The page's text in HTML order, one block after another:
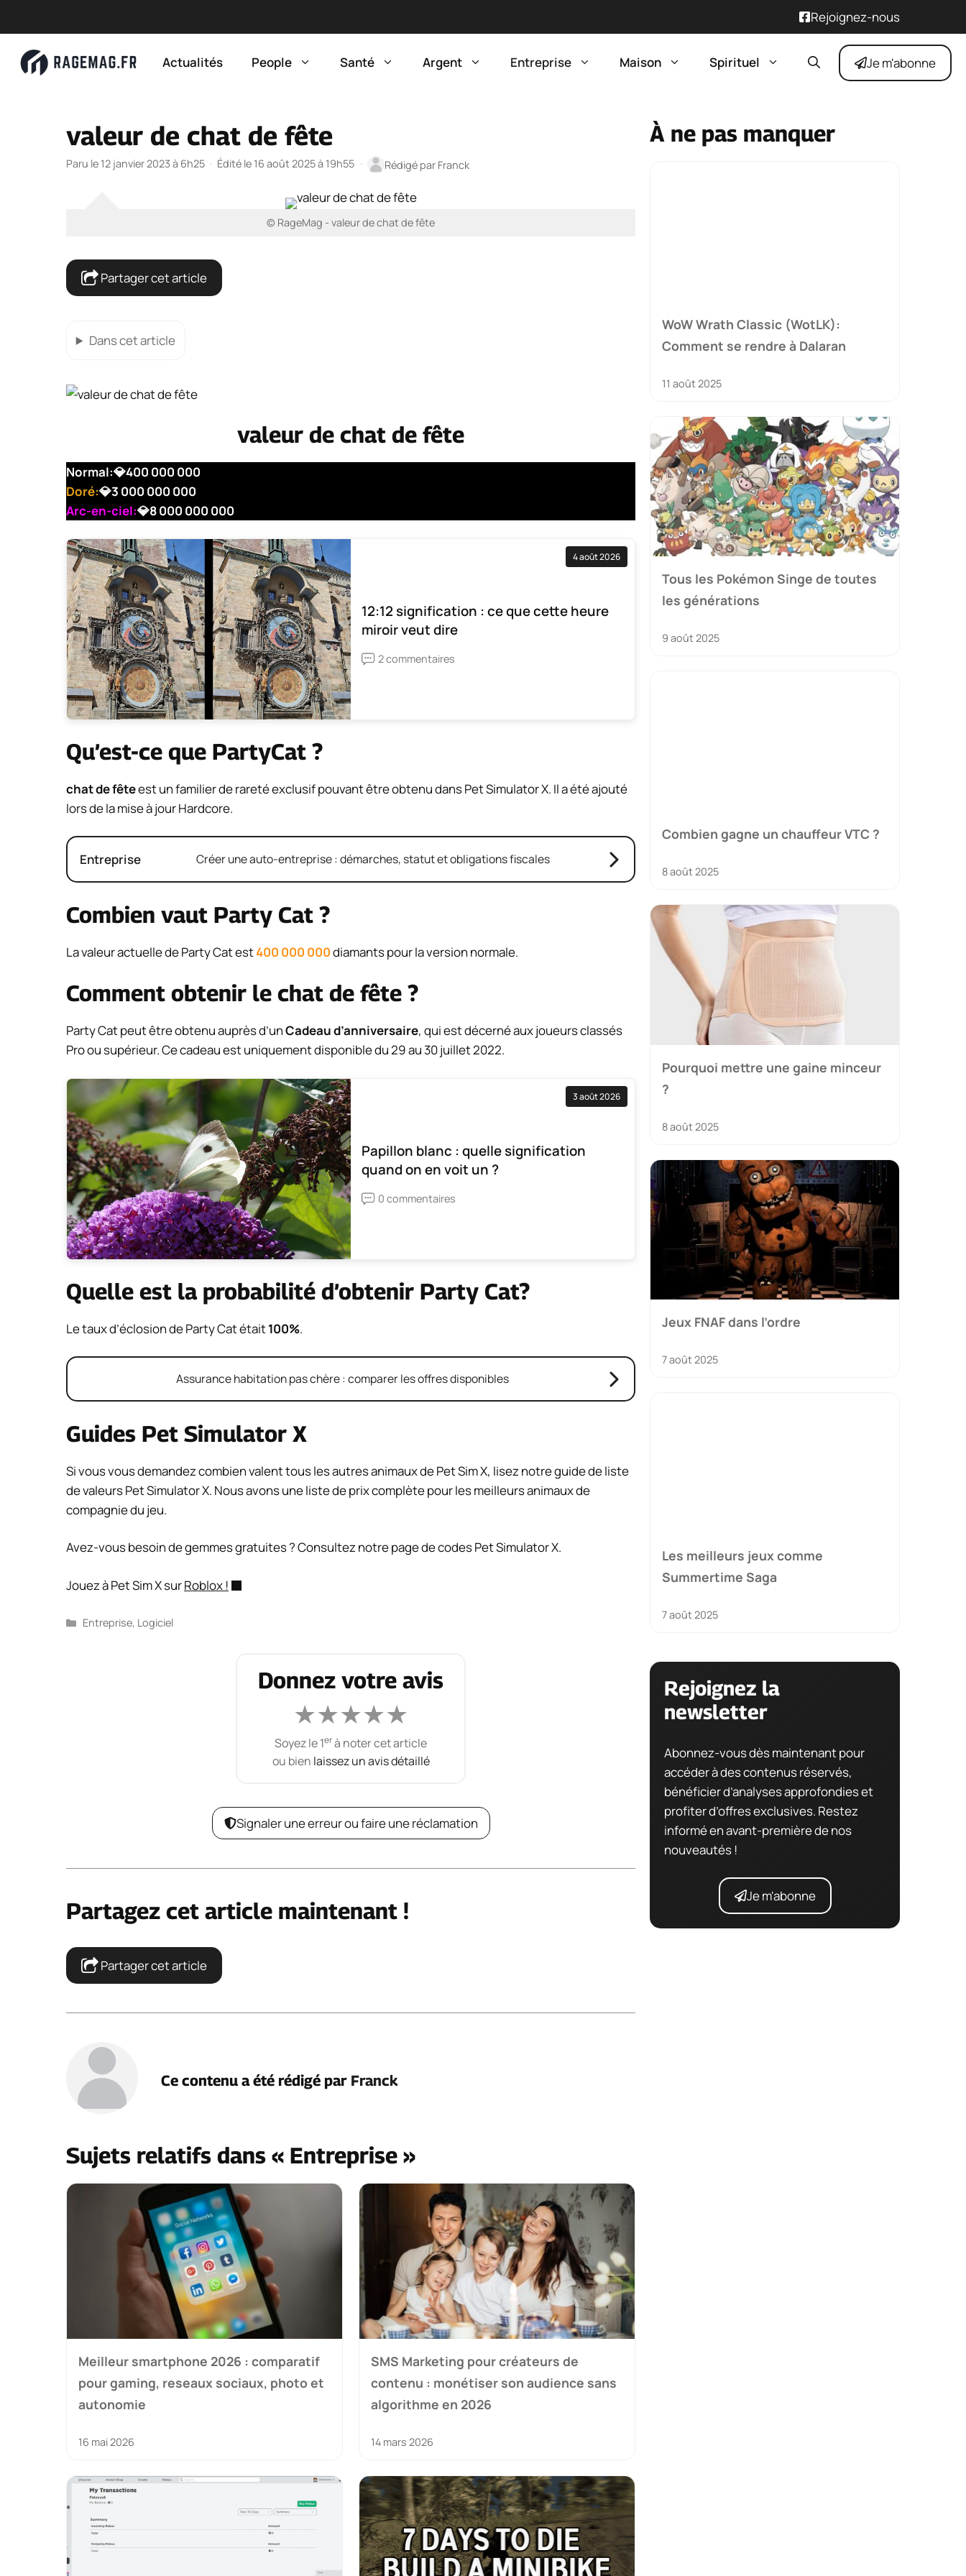
Rejoignez-nous
Actualités People Santé Argent Entreprise Maison Spirituel Je m'abonne
valeur de chat de fête
Paru le 12 janvier 2023 à 6h25 · Édité le 16 août 2025 à 19h55 · Rédigé par Franck
© RageMag - valeur de chat de fête
Partager cet article
Dans cet article
valeur de chat de fête
Normal:💎400 000 000
Doré:💎3 000 000 000
Arc-en-ciel:💎8 000 000 000
4 août 2026
12:12 signification : ce que cette heure
miroir veut dire
2 commentaires
Qu’est-ce que PartyCat ?
chat de fêteest un familier de rareté exclusif pouvant être obtenu dans Pet Simulator X. Il a été ajouté
lors de la mise à jour Hardcore.
Entreprise Créer une auto-entreprise : démarches, statut et obligations fiscales
Combien vaut Party Cat ?
La valeur actuelle de Party Cat est400 000 000diamants pour la version normale.
Comment obtenir le chat de fête ?
Party Cat peut être obtenu auprès d’unCadeau d’anniversaire, qui est décerné aux joueurs classés
Pro ou supérieur. Ce cadeau est uniquement disponible du 29 au 30 juillet 2022.
3 août 2026
Papillon blanc : quelle signification
quand on en voit un ?
0 commentaires
Quelle est la probabilité d’obtenir Party Cat?
Le taux d’éclosion de Party Cat était100%.
Assurance habitation pas chère : comparer les offres disponibles
Guides Pet Simulator X
Si vous vous demandez combien valent tous les autres animaux de Pet Sim X, lisez notre guide de liste
de valeurs Pet Simulator X. Nous avons une liste de prix complète pour les meilleurs animaux de
compagnie du jeu.
Avez-vous besoin de gemmes gratuites ? Consultez notre page de codes Pet Simulator X.
Jouez à Pet Sim X surRoblox !
Catégories
Entreprise, Logiciel
Donnez votre avis
★★★★★
Soyez le 1erà noter cet article
ou bien laissez un avis détaillé
Signaler une erreur ou faire une réclamation
Partagez cet article maintenant !
Partager cet article
Ce contenu a été rédigé par Franck
Sujets relatifs dans « Entreprise »
Meilleur smartphone 2026 : comparatif
pour gaming, reseaux sociaux, photo et
autonomie
16 mai 2026
SMS Marketing pour créateurs de
contenu : monétiser son audience sans
algorithme en 2026
14 mars 2026
À ne pas manquer
WoW Wrath Classic (WotLK):
Comment se rendre à Dalaran
11 août 2025
Tous les Pokémon Singe de toutes
les générations
9 août 2025
Combien gagne un chauffeur VTC ?
8 août 2025
Pourquoi mettre une gaine minceur
?
8 août 2025
Jeux FNAF dans l’ordre
7 août 2025
Les meilleurs jeux comme
Summertime Saga
7 août 2025
Rejoignez la
newsletter
Abonnez-vous dès maintenant pour
accéder à des contenus réservés,
bénéficier d’analyses approfondies et
profiter d’offres exclusives. Restez
informé en avant-première de nos
nouveautés !
Je m'abonne